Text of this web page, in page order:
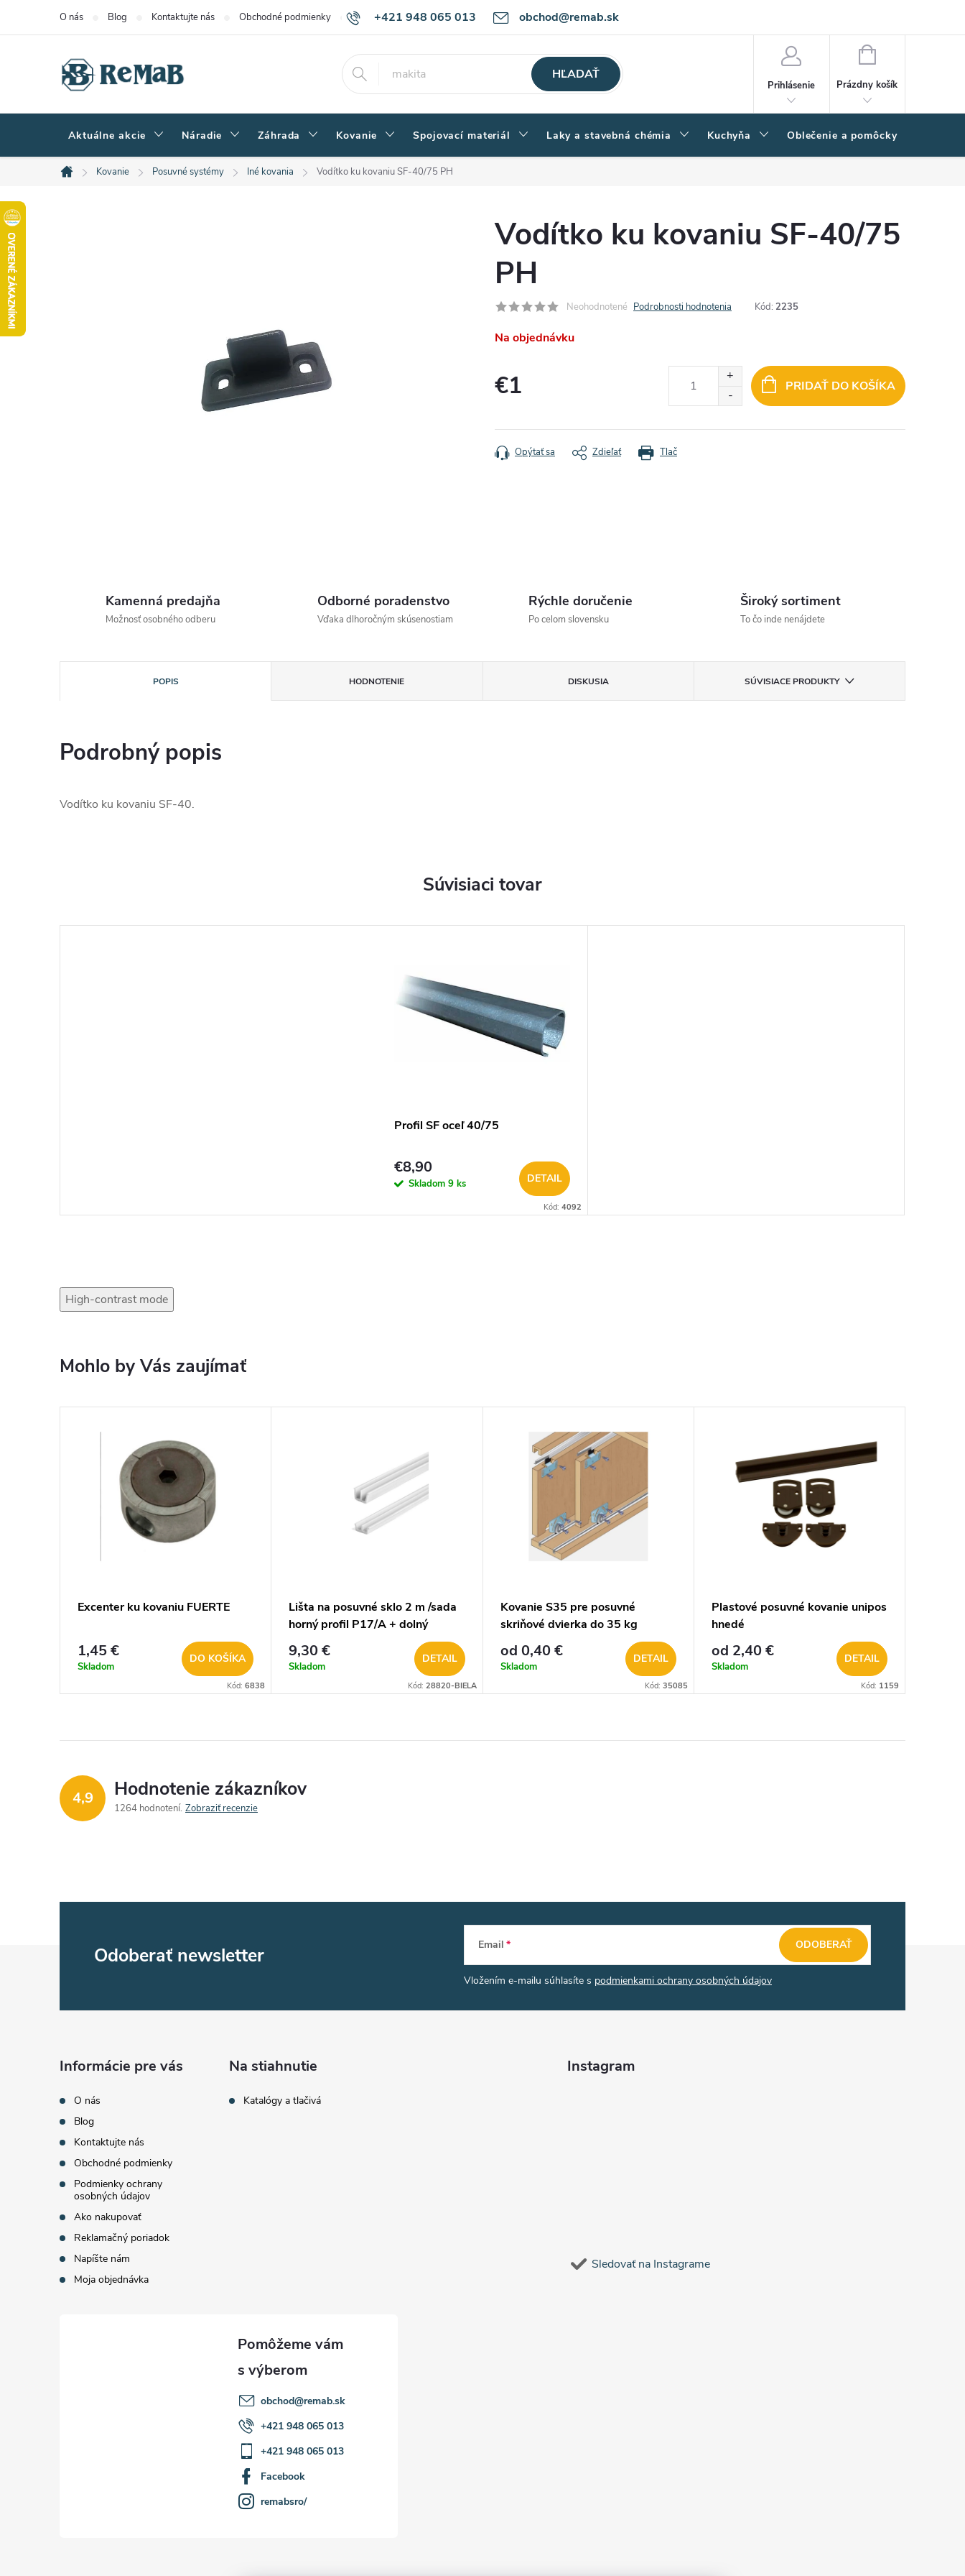
+421 948 065 013 obchod@remab.sk
O nás Blog Kontaktujte nás Obchodné podmienky Podmienky ochrany osobných údajov Ako nakupovať
HĽADAŤ
Prihlásenie
NÁKUPNÝ
Prázdny košík
Aktuálne akcie Náradie Záhrada Kovanie Spojovací materiál Laky a stavebná chémia Kuchyňa Oblečenie a pomôcky
Domov
Kovanie Posuvné systémy Iné kovania Vodítko ku kovaniu SF-40/75 PH
Vodítko ku kovaniu SF-40/75
PH
Neohodnotené Podrobnosti hodnotenia Kód: 2235
Na objednávku
€1 PRIDAŤ DO KOŠÍKA
Tlač
Opýtať sa Zdieľať
Kamenná predajňa
Možnosť osobného odberu
Odborné poradenstvo
Vďaka dlhoročným skúsenostiam
Rýchle doručenie
Po celom slovensku
Široký sortiment
To čo inde nenájdete
POPIS HODNOTENIE DISKUSIA SÚVISIACE PRODUKTY
Podrobný popis
Vodítko ku kovaniu SF-40.
Súvisiaci tovar
Profil SF oceľ 40/75
€8,90
Skladom 9 ks DETAIL
Kód: 4092
High-contrast mode
Mohlo by Vás zaujímať
Excenter ku kovaniu FUERTE
1,45 €
Skladom
DO KOŠÍKA
Kód:6838
Lišta na posuvné sklo 2 m /sada
horný profil P17/A + dolný
profil P17/B/
9,30 €
Skladom
DETAIL
Kód: 28820-BIELA
Kovanie S35 pre posuvné
skriňové dvierka do 35 kg
od 0,40 €
Skladom
DETAIL
Kód: 35085
Plastové posuvné kovanie unipos
hnedé
od 2,40 €
Skladom
DETAIL
Kód: 1159
4,9 Hodnotenie zákazníkov
1264 hodnotení Zobraziť recenzie
Odoberať newsletter Email
Vložením e-mailu súhlasíte s podmienkami ochrany osobných údajov
ODOBERAŤ
Informácie pre vás
O nás
Blog
Kontaktujte nás
Obchodné podmienky
Podmienky ochrany
osobných údajov
Ako nakupovať
Reklamačný poriadok
Napíšte nám
Moja objednávka
Na stiahnutie
Katalógy a tlačivá
Instagram
Sledovať na Instagrame
obchod@remab.sk
+421 948 065 013
+421 948 065 013
Facebook
remabsro/